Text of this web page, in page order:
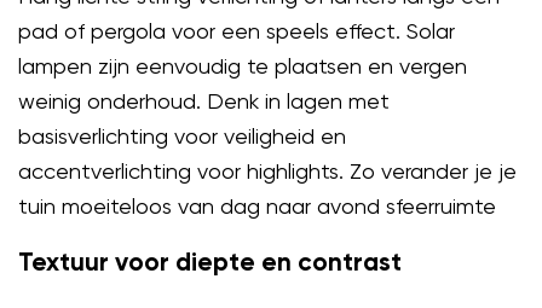
pad of pergola voor een speels effect. Solar
lampen zijn eenvoudig te plaatsen en vergen
weinig onderhoud. Denk in lagen met
basisverlichting voor veiligheid en
accentverlichting voor highlights. Zo verander je je
tuin moeiteloos van dag naar avond sfeerruimte
Textuur voor diepte en contrast